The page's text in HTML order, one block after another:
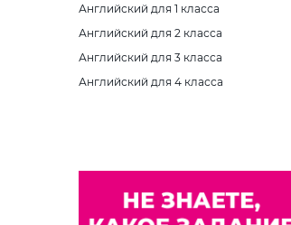
Английский для 1 класса
Английский для 2 класса
Английский для 3 класса
Английский для 4 класса